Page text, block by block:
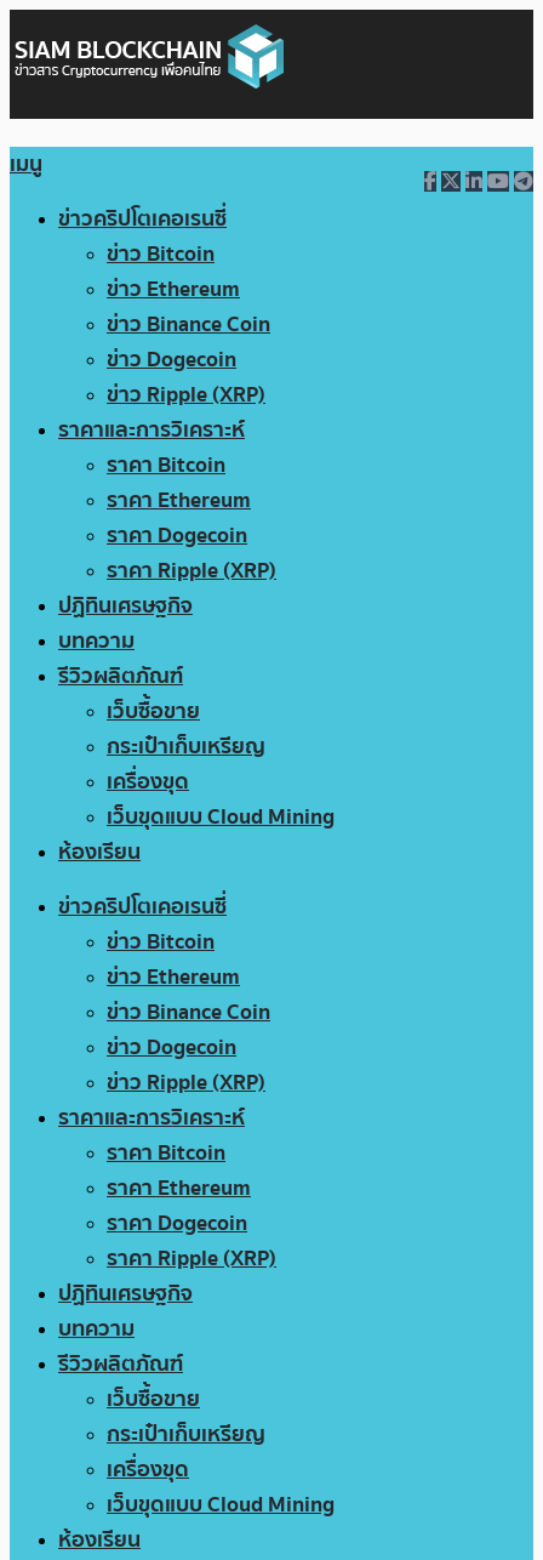
เมนู
ข่าวคริปโตเคอเรนซี่
ข่าว Bitcoin
ข่าว Ethereum
ข่าว Binance Coin
ข่าว Dogecoin
ข่าว Ripple (XRP)
ราคาและการวิเคราะห์
ราคา Bitcoin
ราคา Ethereum
ราคา Dogecoin
ราคา Ripple (XRP)
ปฏิทินเศรษฐกิจ
บทความ
รีวิวผลิตภัณฑ์
เว็บซื้อขาย
กระเป๋าเก็บเหรียญ
เครื่องขุด
เว็บขุดแบบ Cloud Mining
ห้องเรียน
ข่าวคริปโตเคอเรนซี่
ข่าว Bitcoin
ข่าว Ethereum
ข่าว Binance Coin
ข่าว Dogecoin
ข่าว Ripple (XRP)
ราคาและการวิเคราะห์
ราคา Bitcoin
ราคา Ethereum
ราคา Dogecoin
ราคา Ripple (XRP)
ปฏิทินเศรษฐกิจ
บทความ
รีวิวผลิตภัณฑ์
เว็บซื้อขาย
กระเป๋าเก็บเหรียญ
เครื่องขุด
เว็บขุดแบบ Cloud Mining
ห้องเรียน